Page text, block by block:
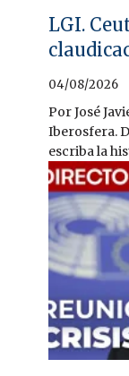
LGI.
04/08/2026
Por José
Iberosfera.
escriba la